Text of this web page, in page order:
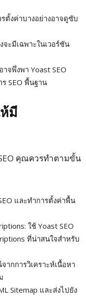
ตั้งค่าบางอย่างอาจดูซับ
ะมีเฉพาะในเวอร์ชัน
จพึ่งพา Yoast SEO
SEO พื้นฐาน
มี
คุณควรทำตามขั้น
และทำการตั้งค่าพื้น
ใช้ Yoast SEO
ที่น่าสนใจสำหรับ
ากการวิเคราะห์เนื้อหา
Sitemap และส่งไปยัง